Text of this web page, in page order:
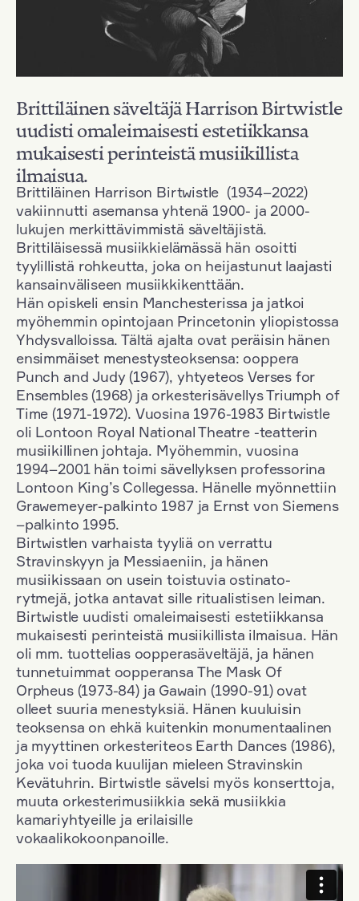
Brittiläinen säveltäjä Harrison Birtwistle
uudisti omaleimaisesti estetiikkansa
mukaisesti perinteistä musiikillista
ilmaisua.
Brittiläinen Harrison Birtwistle (1934–2022)
vakiinnutti asemansa yhtenä 1900- ja 2000-
lukujen merkittävimmistä säveltäjistä.
Brittiläisessä musiikkielämässä hän osoitti
tyylillistä rohkeutta, joka on heijastunut laajasti
kansainväliseen musiikkikenttään.
Hän opiskeli ensin Manchesterissa ja jatkoi
myöhemmin opintojaan Princetonin yliopistossa
Yhdysvalloissa. Tältä ajalta ovat peräisin hänen
ensimmäiset menestysteoksensa: ooppera
Punch and Judy (1967), yhtyeteos Verses for
Ensembles (1968) ja orkesterisävellys Triumph of
Time (1971-1972). Vuosina 1976-1983 Birtwistle
oli Lontoon Royal National Theatre -teatterin
musiikillinen johtaja. Myöhemmin, vuosina
1994–2001 hän toimi sävellyksen professorina
Lontoon King’s Collegessa. Hänelle myönnettiin
Grawemeyer-palkinto 1987 ja Ernst von Siemens
–palkinto 1995.
Birtwistlen varhaista tyyliä on verrattu
Stravinskyyn ja Messiaeniin, ja hänen
musiikissaan on usein toistuvia ostinato-
rytmejä, jotka antavat sille ritualistisen leiman.
Birtwistle uudisti omaleimaisesti estetiikkansa
mukaisesti perinteistä musiikillista ilmaisua. Hän
oli mm. tuottelias oopperasäveltäjä, ja hänen
tunnetuimmat oopperansa The Mask Of
Orpheus (1973-84) ja Gawain (1990-91) ovat
olleet suuria menestyksiä. Hänen kuuluisin
teoksensa on ehkä kuitenkin monumentaalinen
ja myyttinen orkesteriteos Earth Dances (1986),
joka voi tuoda kuulijan mieleen Stravinskin
Kevätuhrin. Birtwistle sävelsi myös konserttoja,
muuta orkesterimusiikkia sekä musiikkia
kamariyhtyeille ja erilaisille
vokaalikokoonpanoille.